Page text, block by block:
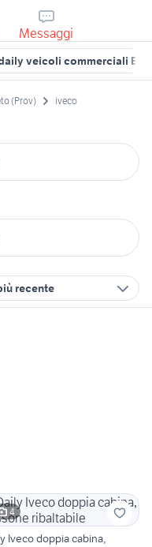
Messaggi
veicoli commerciali
(Prov) iveco
recente
4
Iveco doppia cabina,